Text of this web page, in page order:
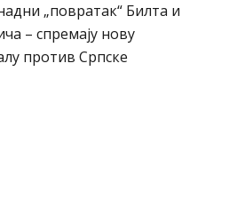
„повратак“ Билта и
– спремају нову
против Српске